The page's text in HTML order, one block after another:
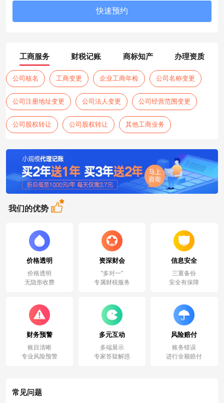
工商服务 财税记账 商标知产 办理资质
公司核名 工商变更 企业工商年检 公司名称变更
公司注册地址变更 公司法人变更 公司经营范围变更
公司股权转让 公司股权转让 其他工商业务
我们的优势
价格透明
价格透明
无隐形收费
资深财会
"多对一"
专属财税服务
信息安全
三重备份
安全有保障
财务预警
账目清晰
专业风险预警
多元互动
多端展示
专家答疑解惑
风险赔付
账务错误
进行全额赔付
常见问题